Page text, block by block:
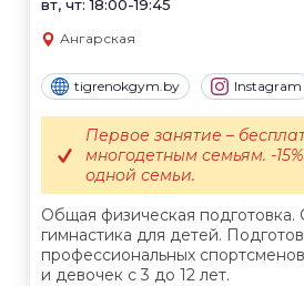
вт, чт: 18:00-19:45
Ангарская
tigrenokgym.by Instagram
Общая физическая подготовка.
гимнастика для детей.
профессиональных
и девочек с 3 до 12 лет.
Первое занятие –
многодетным семьям. -
одной семьи.